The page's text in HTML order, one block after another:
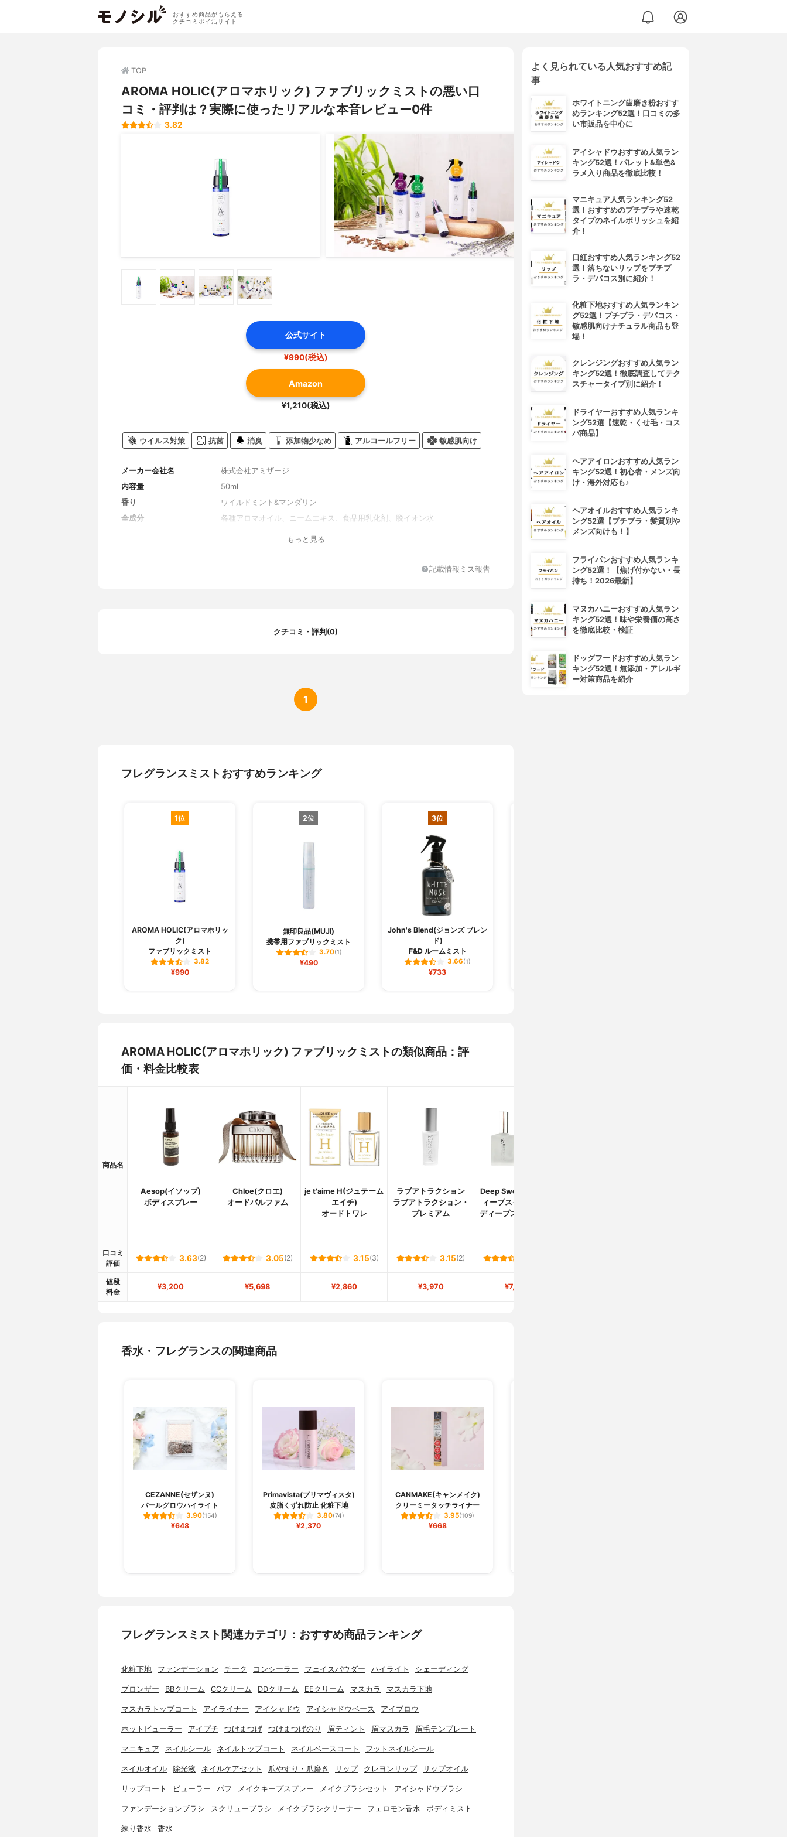
おすすめ商品がもらえる
クチコミポイ活サイト
TOP
AROMA HOLIC(アロマホリック) ファブリックミストの悪い口
コミ・評判は？実際に使ったリアルな本音レビュー0件
3.82
公式サイト
¥990(税込)
Amazon
¥1,210(税込)
ウイルス対策 抗菌 消臭 添加物少なめ アルコールフリー 敏感肌向け
メーカー会社名
株式会社アミザージ
内容量
50ml
香り
ワイルドミント&マンダリン
全成分
各種アロマオイル、ニームエキス、食品用乳化剤、脱イオン水
もっと見る
記載情報ミス報告
クチコミ・評判(0)
1
フレグランスミストおすすめランキング
1位
AROMA HOLIC(アロマホリッ
ク)
ファブリックミスト
3.82
¥990
2位
無印良品(MUJI)
携帯用ファブリックミスト
3.70(1)
¥490
3位
John's Blend(ジョンズ ブレン
ド)
F&D ルームミスト
3.66(1)
¥733
AROMA HOLIC(アロマホリック) ファブリックミストの類似商品：評
価・料金比較表
商品名
Aesop(イソップ)
ボディスプレー
Chloe(クロエ)
オードパルファム
je t'aime H(ジュテーム
エイチ)
オードトワレ
ラブアトラクション
ラブアトラクション・
プレミアム
Deep Sweet Love(デ
ィープスイートラブ)
ディープスイートラブ
口コミ
評価
3.63(2) 3.05(2) 3.15(3) 3.15(2)
値段
料金
¥3,200 ¥5,698 ¥2,860 ¥3,970 ¥7,480
香水・フレグランスの関連商品
CEZANNE(セザンヌ)
パールグロウハイライト
3.90(154)
¥648
Primavista(プリマヴィスタ)
皮脂くずれ防止 化粧下地
3.80(74)
¥2,370
CANMAKE(キャンメイク)
クリーミータッチライナー
3.95(109)
¥668
フレグランスミスト関連カテゴリ：おすすめ商品ランキング
化粧下地 ファンデーション チーク コンシーラー フェイスパウダー ハイライト シェーディング
ブロンザー BBクリーム CCクリーム DDクリーム EEクリーム マスカラ マスカラ下地
マスカラトップコート アイライナー アイシャドウ アイシャドウベース アイブロウ
ホットビューラー アイプチ つけまつげ つけまつげのり 眉ティント 眉マスカラ 眉毛テンプレート
マニキュア ネイルシール ネイルトップコート ネイルベースコート フットネイルシール
ネイルオイル 除光液 ネイルケアセット 爪やすり・爪磨き リップ クレヨンリップ リップオイル
リップコート ビューラー パフ メイクキープスプレー メイクブラシセット アイシャドウブラシ
ファンデーションブラシ スクリューブラシ メイクブラシクリーナー フェロモン香水 ボディミスト
練り香水 香水
よく見られている人気おすすめ記
事
ホワイトニング歯磨き粉おすす
めランキング52選！口コミの多
い市販品を中心に
アイシャドウおすすめ人気ラン
キング52選！パレット&単色&
ラメ入り商品を徹底比較！
マニキュア人気ランキング52
選！おすすめのプチプラや速乾
タイプのネイルポリッシュを紹
介！
口紅おすすめ人気ランキング52
選！落ちないリップをプチプ
ラ・デパコス別に紹介！
化粧下地おすすめ人気ランキン
グ52選！プチプラ・デパコス・
敏感肌向けナチュラル商品も登
場！
クレンジングおすすめ人気ラン
キング52選！徹底調査してテク
スチャータイプ別に紹介！
ドライヤーおすすめ人気ランキ
ング52選【速乾・くせ毛・コス
パ商品】
ヘアアイロンおすすめ人気ラン
キング52選！初心者・メンズ向
け・海外対応も♪
ヘアオイルおすすめ人気ランキ
ング52選【プチプラ・髪質別や
メンズ向けも！】
フライパンおすすめ人気ランキ
ング52選！【焦げ付かない・長
持ち！2026最新】
マヌカハニーおすすめ人気ラン
キング52選！味や栄養価の高さ
を徹底比較・検証
ドッグフードおすすめ人気ラン
キング52選！無添加・アレルギ
ー対策商品を紹介